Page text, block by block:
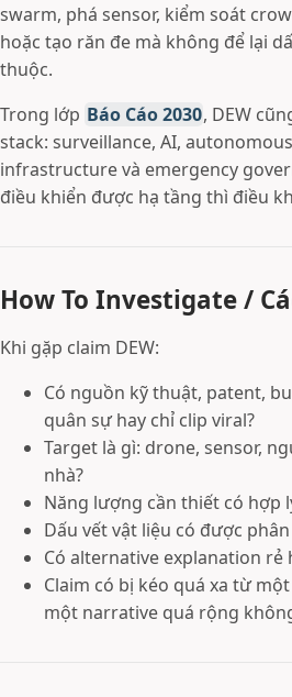
swarm, phá sensor, kiểm soát
hoặc tạo răn đe mà không để lại
thuộc.
Trong lớp Báo Cáo 2030, DEW
stack: surveillance, AI,
infrastructure và emergency
điều khiển được hạ tầng thì điều
How To Investigate /
Khi gặp claim DEW:
Có nguồn kỹ thuật, patent,
quân sự hay chỉ clip viral?
Target là gì: drone, sensor,
nhà?
Năng lượng cần thiết có hợp
Dấu vết vật liệu có được
Có alternative explanation rẻ
Claim có bị kéo quá xa từ
một narrative quá rộng